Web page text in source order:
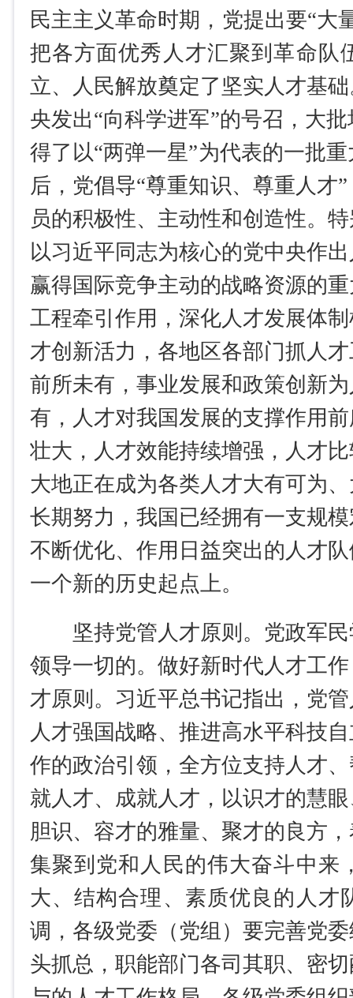
民主主义革命时期，党提出要“大
把各方面优秀人才汇聚到革命队
立、人民解放奠定了坚实人才基
央发出“向科学进军”的号召，大
得了以“两弹一星”为代表的一批
后，党倡导“尊重知识、尊重人才
员的积极性、主动性和创造性。
以习近平同志为核心的党中央作
赢得国际竞争主动的战略资源的
工程牵引作用，深化人才发展体
才创新活力，各地区各部门抓人
前所未有，事业发展和政策创新
有，人才对我国发展的支撑作用
壮大，人才效能持续增强，人才
大地正在成为各类人才大有可为
长期努力，我国已经拥有一支规
不断优化、作用日益突出的人才
一个新的历史起点上。
坚持党管人才原则。党政军民
领导一切的。做好新时代人才工
才原则。习近平总书记指出，党
人才强国战略、推进高水平科技
作的政治引领，全方位支持人才
就人才、成就人才，以识才的慧
胆识、容才的雅量、聚才的良方
集聚到党和人民的伟大奋斗中来
大、结构合理、素质优良的人才
调，各级党委（党组）要完善党
头抓总，职能部门各司其职、密